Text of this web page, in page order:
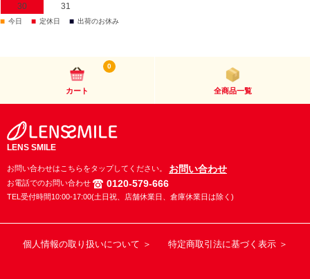
30
31
■ 今日 ■ 定休日 ■ 出荷のお休み
カート
0
全商品一覧
LENS SMILE
お問い合わせはこちらをタップしてください。 お問い合わせ
お電話でのお問い合わせ 0120-579-666
TEL受付時間10:00-17:00(土日祝、店舗休業日、倉庫休業日は除く)
個人情報の取り扱いについて ＞ 特定商取引法に基づく表示 ＞